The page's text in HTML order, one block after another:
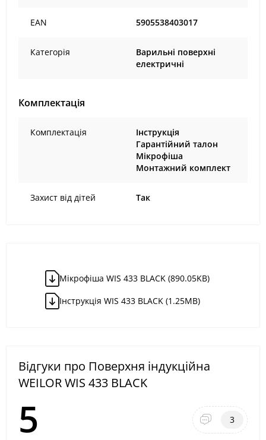
EAN 5905538403017
Категорія
Варильні поверхні
електричні
Комплектація
Комплектація
Інструкція
Гарантійний талон
Мікрофіша
Монтажний комплект
Захист від дітей Так
Мікрофіша WIS 433 BLACK (890.05KB)
Iнструкція WIS 433 BLACK (1.25MB)
Відгуки про Поверхня індукційна
WEILOR WIS 433 BLACK
5 3